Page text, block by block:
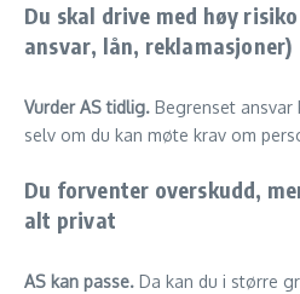
Du skal drive med høy
ansvar, lån, reklamasjoner)
Vurder AS tidlig. Begrenset
selv om du kan møte krav om
Du forventer overskudd,
alt privat
AS kan passe. Da kan du i større